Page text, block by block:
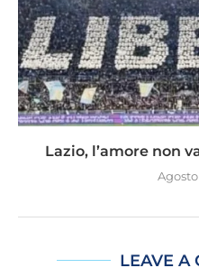
Lazio, l’amore non
Agosto
LEAVE A